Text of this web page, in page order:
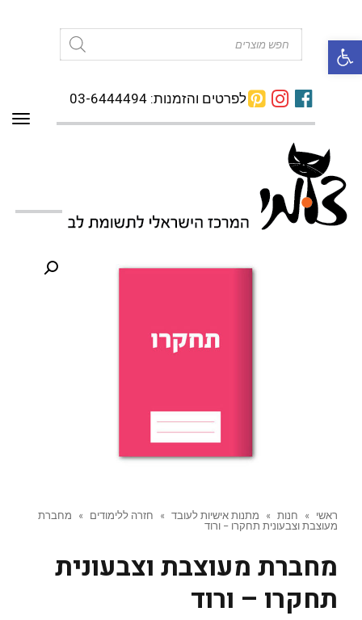
פתח סרגל נגישות
לפרטים והזמנות: 03-6444494
ראשי » חנות » מתנות אישיות לעובד » חזרה ללימודים »
מחברת
מעוצבת וצבעונית תחקרו – ורוד
מחברת מעוצבת וצבעונית
תחקרו – ורוד